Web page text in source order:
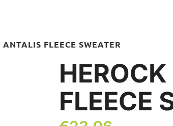
FLEECE SWEATER
FLEECE